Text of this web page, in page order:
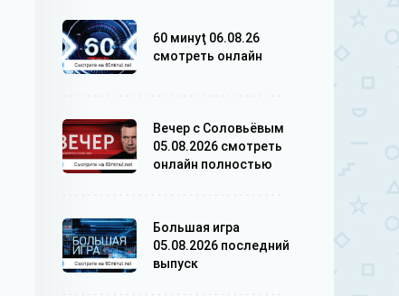
60 минуţ 06.08.26
смотреть онлайн
Вечер с Соловьёвым
05.08.2026 смотреть
онлайн полностью
Большая игра
05.08.2026 последний
выпуск